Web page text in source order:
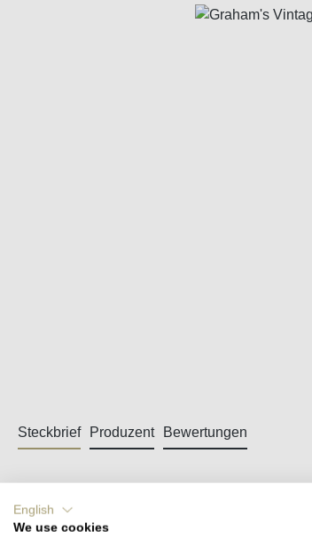
Steckbrief Produzent Bewertungen
Graham's Vintage Port 2003
Trauben aus vier Gütern, wobei die Quinta
English
We use cookies